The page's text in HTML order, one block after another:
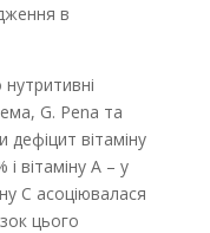
в
G. Pena та
дефіцит вітаміну
вітаміну А – у
С асоціювалася
цього